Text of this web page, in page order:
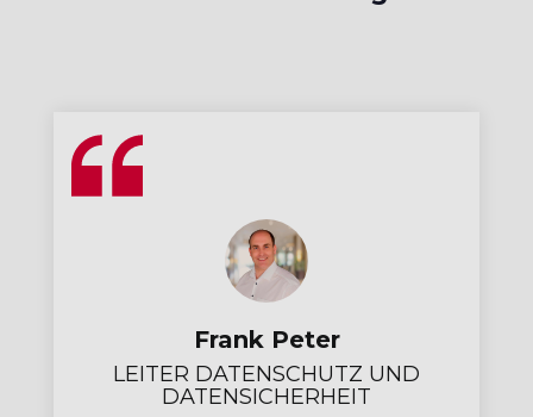
Christian Bockrath
INFORMATIONSSICHERHEITS-
BEAUFTRAGTER